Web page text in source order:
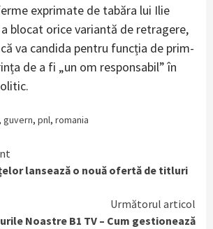
exprimate de tabăra lui Ilie
blocat orice variantă de retragere,
va candida pentru funcția de prim-
de a fi „un om responsabil” în
, guvern, pnl, romania
lansează o nouă ofertă de titluri
Următorul articol
Noastre B1 TV – Cum gestionează